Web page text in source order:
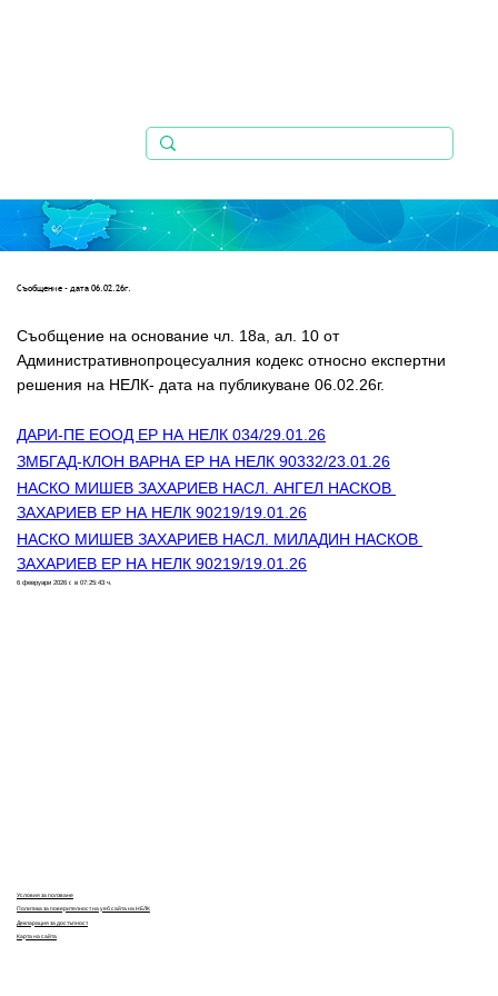
Съобщениe - дата 06.02.26г.
Съобщение на основание чл. 18а, ал. 10 от
Административнопроцесуалния кодекс относно експертни
решения на НЕЛК- дата на публикуване 06.02.26г.
ДАРИ-ПЕ ЕООД ЕР НА НЕЛК 034/29.01.26
ЗМБГАД-КЛОН ВАРНА ЕР НА НЕЛК 90332/23.01.26
НАСКО МИШЕВ ЗАХАРИЕВ НАСЛ. АНГЕЛ НАСКОВ
ЗАХАРИЕВ ЕР НА НЕЛК 90219/19.01.26
НАСКО МИШЕВ ЗАХАРИЕВ НАСЛ. МИЛАДИН НАСКОВ
ЗАХАРИЕВ ЕР НА НЕЛК 90219/19.01.26
6 февруари 2026 г. в 07:25:43 ч.
Условия за ползване
Политика за поверителност на уеб сайта на НЕЛК
Декларация за достъпност
Карта на сайта